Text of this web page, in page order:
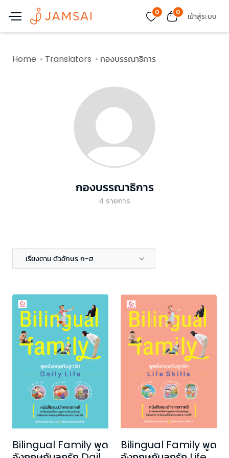
0 0 เข้าสู่ระบบ
Home Translators กองบรรณาธิการ
กองบรรณาธิการ
4 รายการ
เรียงตาม ตัวอักษร ก-ฮ
Bilingual Family พูด
Bilingual Family พูด